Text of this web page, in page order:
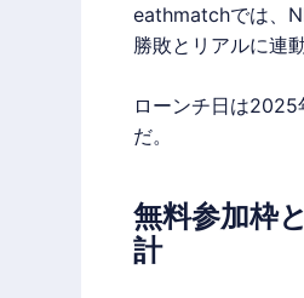
eathmatchでは、
勝敗とリアルに連
ローンチ日は2025
だ。
無料参加枠
計